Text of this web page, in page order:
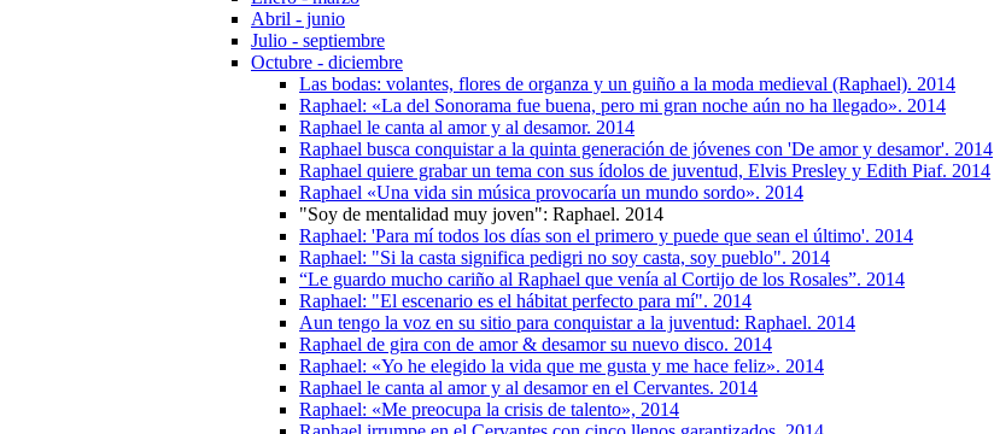
Abril - junio
Julio - septiembre
Octubre - diciembre
Las bodas: volantes, flores de organza y un guiño a la moda medieval (Raphael). 2014
Raphael: «La del Sonorama fue buena, pero mi gran noche aún no ha llegado». 2014
Raphael le canta al amor y al desamor. 2014
Raphael busca conquistar a la quinta generación de jóvenes con 'De amor y desamor'. 2014
Raphael quiere grabar un tema con sus ídolos de juventud, Elvis Presley y Edith Piaf. 2014
Raphael «Una vida sin música provocaría un mundo sordo». 2014
"Soy de mentalidad muy joven": Raphael. 2014
Raphael: 'Para mí todos los días son el primero y puede que sean el último'. 2014
Raphael: "Si la casta significa pedigri no soy casta, soy pueblo". 2014
“Le guardo mucho cariño al Raphael que venía al Cortijo de los Rosales”. 2014
Raphael: "El escenario es el hábitat perfecto para mí". 2014
Aun tengo la voz en su sitio para conquistar a la juventud: Raphael. 2014
Raphael de gira con de amor & desamor su nuevo disco. 2014
Raphael: «Yo he elegido la vida que me gusta y me hace feliz». 2014
Raphael le canta al amor y al desamor en el Cervantes. 2014
Raphael: «Me preocupa la crisis de talento», 2014